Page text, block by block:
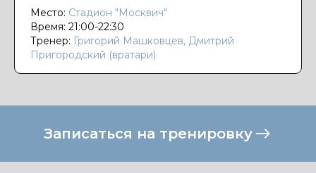
Место: Стадион "Москвич"
Время: 21:00-22:30
Тренер: Григорий Машковцев, Дмитрий
Пригородский (вратари)
Записаться на тренировку